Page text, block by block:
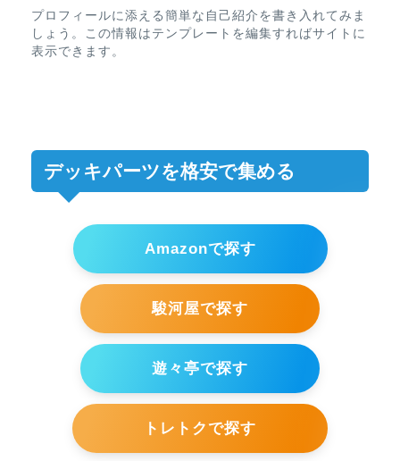
プロフィールに添える簡単な自己紹介を書き入れてみま
しょう。この情報はテンプレートを編集すればサイトに
表示できます。
デッキパーツを格安で集める
Amazonで探す
駿河屋で探す
遊々亭で探す
トレトクで探す